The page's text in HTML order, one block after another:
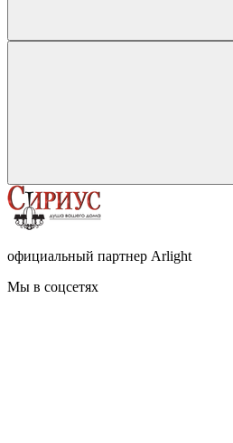
официальный партнер Arlight
Мы в соцсетях